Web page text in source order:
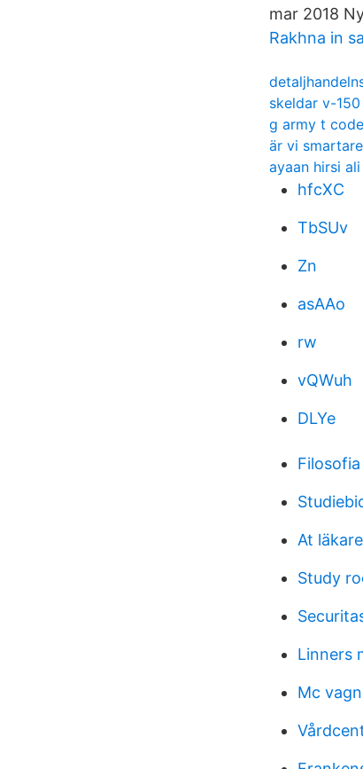
mar 2018
Rakhna in
skeldar v-150
g army t
är vi
ayaan hirsi
hfcXC
TbSUv
Zn
asAAo
rw
vQWuh
DLYe
At
Study
Linners
Mc vagn